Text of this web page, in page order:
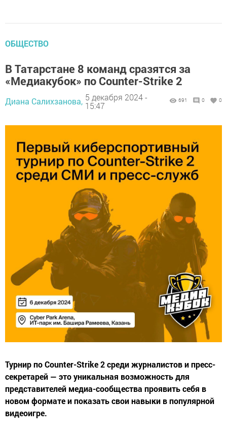
ОБЩЕСТВО
В Татарстане 8 команд сразятся за
«Медиакубок» по Counter-Strike 2
Диана Салихзанова, 5 декабря 2024 -
15:47
691 0 0
Турнир по Counter-Strike 2 среди журналистов и пресс-
секретарей — это уникальная возможность для
представителей медиа-сообщества проявить себя в
новом формате и показать свои навыки в популярной
видеоигре.